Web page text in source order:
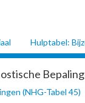
Hulptabel:
(NHG-Tabel 45)